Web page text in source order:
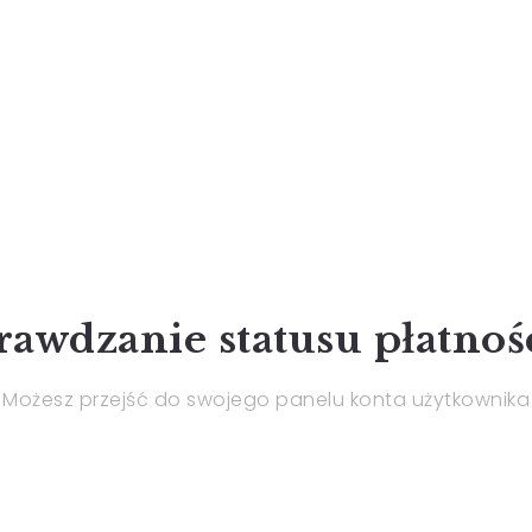
statusu
Możesz przejść do swojego panelu konta użytkownika